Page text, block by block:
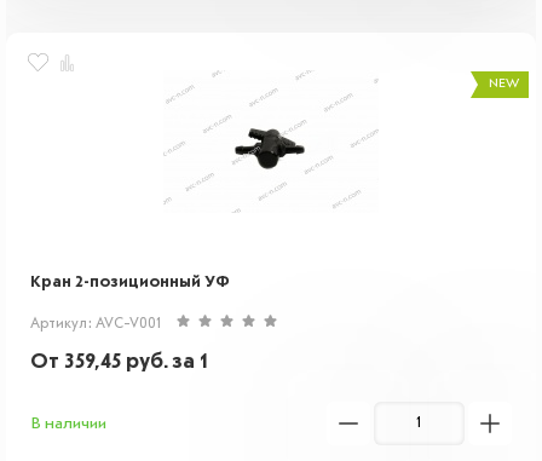
NEW
Кран 2-позиционный УФ
Артикул: AVC-V001
От 359,45 руб.за 1
В наличии